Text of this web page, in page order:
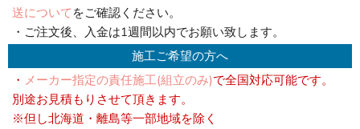
送について をご確認ください。
・ご注文後、入金は1週間以内でお願い致します。
施工ご希望の方へ
・ メーカー指定の責任施工(組立のみ)で全国対応可能です。
別途お見積もりさせて頂きます。
※但し北海道・離島等一部地域を除く